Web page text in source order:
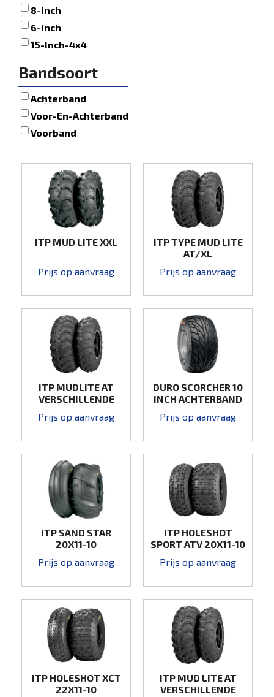
8-Inch
6-Inch
15-Inch-4x4
Bandsoort
Achterband
Voor-En-Achterband
Voorband
ITP MUD LITE XXL
Prijs op aanvraag
ITP TYPE MUD LITE
AT/XL
Prijs op aanvraag
ITP MUDLITE AT
VERSCHILLENDE
Prijs op aanvraag
DURO SCORCHER 10
INCH ACHTERBAND
WEGBAND
Prijs op aanvraag
ITP SAND STAR
20X11-10
Prijs op aanvraag
ITP HOLESHOT
SPORT ATV 20X11-10
Prijs op aanvraag
ITP HOLESHOT XCT
22X11-10
ITP MUD LITE AT
VERSCHILLENDE